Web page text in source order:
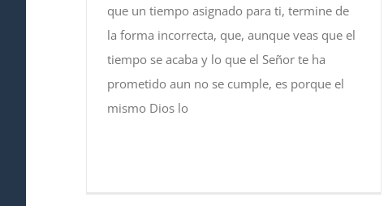
que un tiempo asignado para ti, termine de
la forma incorrecta, que, aunque veas que el
tiempo se acaba y lo que el Señor te ha
prometido aun no se cumple, es porque el
mismo Dios lo